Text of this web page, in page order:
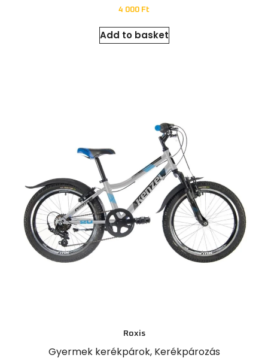
4 000 Ft
Add to basket
Roxis
Gyermek kerékpárok, Kerékpározás